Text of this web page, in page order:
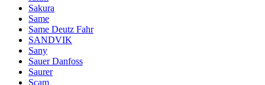
Sakura
Same
Same Deutz Fahr
SANDVIK
Sany
Sauer Danfoss
Saurer
Scam